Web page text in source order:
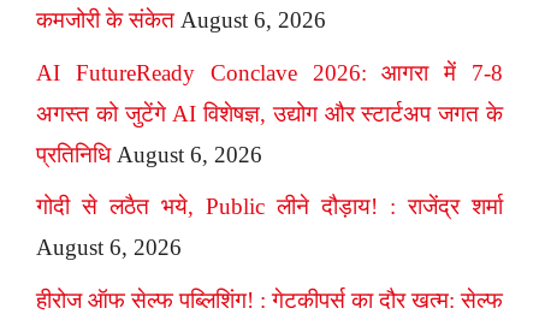
कमजोरी के संकेत August 6, 2026
AI FutureReady Conclave 2026: आगरा में 7-8
अगस्त को जुटेंगे AI विशेषज्ञ, उद्योग और स्टार्टअप जगत के
प्रतिनिधि August 6, 2026
गोदी से लठैत भये, Public लीने दौड़ाय! : राजेंद्र शर्मा
August 6, 2026
हीरोज ऑफ सेल्फ पब्लिशिंग! : गेटकीपर्स का दौर खत्म: सेल्फ